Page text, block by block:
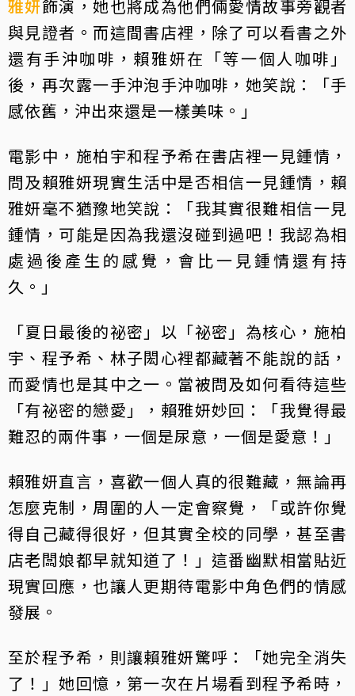
雅妍飾演，她也將成為他們倆愛情故事旁觀者
與見證者。而這間書店裡，除了可以看書之外
還有手沖咖啡，賴雅妍在「等一個人咖啡」
後，再次露一手沖泡手沖咖啡，她笑說：「手
感依舊，沖出來還是一樣美味。」
電影中，施柏宇和程予希在書店裡一見鍾情，
問及賴雅妍現實生活中是否相信一見鍾情，賴
雅妍毫不猶豫地笑說：「我其實很難相信一見
鍾情，可能是因為我還沒碰到過吧！我認為相
處過後產生的感覺，會比一見鍾情還有持
久。」
「夏日最後的祕密」以「祕密」為核心，施柏
宇、程予希、林子閎心裡都藏著不能說的話，
而愛情也是其中之一。當被問及如何看待這些
「有祕密的戀愛」，賴雅妍妙回：「我覺得最
難忍的兩件事，一個是尿意，一個是愛意！」
賴雅妍直言，喜歡一個人真的很難藏，無論再
怎麼克制，周圍的人一定會察覺，「或許你覺
得自己藏得很好，但其實全校的同學，甚至書
店老闆娘都早就知道了！」這番幽默相當貼近
現實回應，也讓人更期待電影中角色們的情感
發展。
至於程予希，則讓賴雅妍驚呼：「她完全消失
了！」她回憶，第一次在片場看到程予希時，